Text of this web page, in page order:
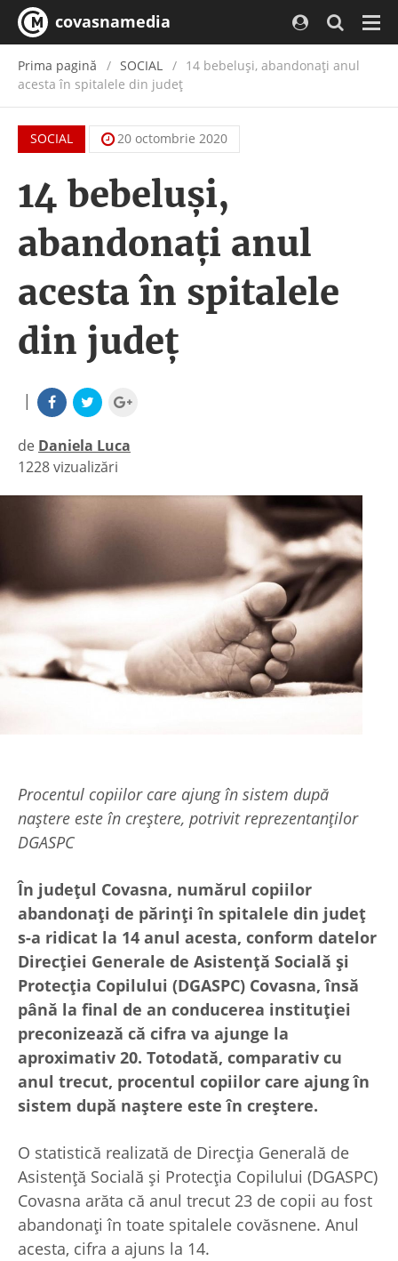
covasnamedia
Prima pagină SOCIAL
14 bebeluși, abandonați anul
acesta în spitalele din județ
SOCIAL 20 octombrie 2020
14 bebeluși,
abandonați anul
acesta în spitalele
din județ
|
de Daniela Luca
|
1228 vizualizări
Procentul copiilor care ajung în sistem după
naștere este în creștere, potrivit reprezentanților
DGASPC
În județul Covasna, numărul copiilor
abandonați de părinți în spitalele din județ
s-a ridicat la 14 anul acesta, conform datelor
Direcției Generale de Asistență Socială și
Protecția Copilului (DGASPC) Covasna, însă
până la final de an conducerea instituției
preconizează că cifra va ajunge la
aproximativ 20. Totodată, comparativ cu
anul trecut, procentul copiilor care ajung în
sistem după naștere este în creștere.
O statistică realizată de Direcția Generală de
Asistență Socială și Protecția Copilului (DGASPC)
Covasna arăta că anul trecut 23 de copii au fost
abandonați în toate spitalele covăsnene. Anul
acesta, cifra a ajuns la 14.